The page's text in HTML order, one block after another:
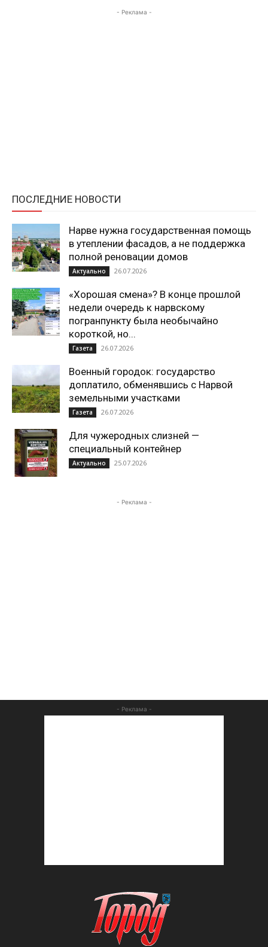
- Реклама -
ПОСЛЕДНИЕ НОВОСТИ
Нарве нужна государственная помощь
в утеплении фасадов, а не поддержка
полной реновации домов
Актуально 26.07.2026
«Хорошая смена»? В конце прошлой
недели очередь к нарвскому
погранпункту была необычайно
короткой, но...
Газета 26.07.2026
Военный городок: государство
доплатило, обменявшись с Нарвой
земельными участками
Газета 26.07.2026
Для чужеродных слизней —
специальный контейнер
Актуально 25.07.2026
- Реклама -
- Реклама -